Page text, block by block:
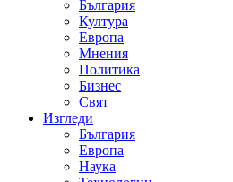
България
Култура
Европа
Мнения
Политика
Бизнес
Свят
Изгледи
България
Европа
Наука